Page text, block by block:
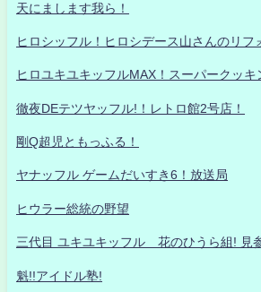
天にまします我ら！
ヒロシッフル！ヒロシデース山さんのリフ
ヒロユキユキッフルMAX！スーパークッキ
徹夜DEテツヤッフル!！レトロ館2号店！
剛Q超児ともっふる！
ヤナッフル ゲームだいすき6！放送局
ヒウラー総統の野望
三代目 ユキユキッフル 花のひうら組! 見
魁!!アイドル塾!